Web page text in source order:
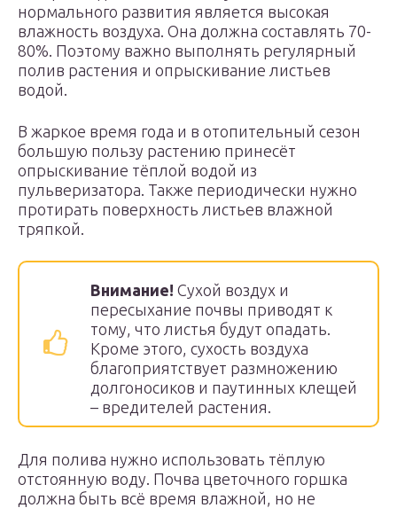
нормального развития является высокая
влажность воздуха. Она должна составлять 70-
80%. Поэтому важно выполнять регулярный
полив растения и опрыскивание листьев
водой.
В жаркое время года и в отопительный сезон
большую пользу растению принесёт
опрыскивание тёплой водой из
пульверизатора. Также периодически нужно
протирать поверхность листьев влажной
тряпкой.
Внимание! Сухой воздух и
пересыхание почвы приводят к
тому, что листья будут опадать.
Кроме этого, сухость воздуха
благоприятствует размножению
долгоносиков и паутинных клещей
– вредителей растения.
Для полива нужно использовать тёплую
отстоянную воду. Почва цветочного горшка
должна быть всё время влажной, но не